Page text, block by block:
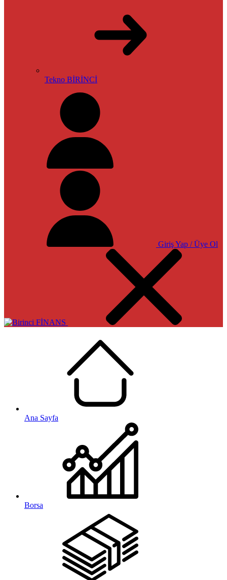
Tekno BİRİNCİ
Giriş Yap / Üye Ol
Ana Sayfa
Borsa